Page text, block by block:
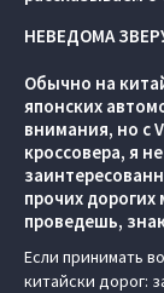
НЕВЕДОМА
Обычно на
японских
внимания, но с
кроссовера, я
прочих
проведешь,
Если принимать
китайски дорог: